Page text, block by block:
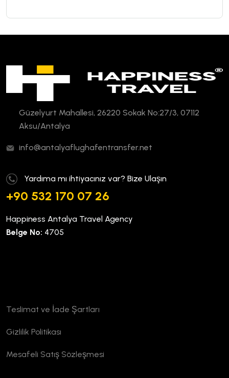
Güzelyurt Mahallesi, 26220 Sokak No:27/3, 07112
Aksu/Antalya
info@antalyaflughafentransfer.net
Yardıma mı ihtiyacınız var? Bize Ulaşın
+90 532 170 07 26
Happiness Antalya Travel Agency
Belge No: 4705
Teslimat ve İade Şartları
Gizlilik Politikası
Mesafeli Satış Sözleşmesi